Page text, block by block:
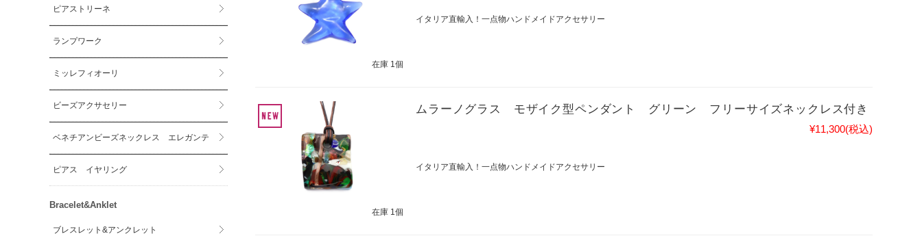
在庫 1個
イタリア直輸入！一点物ハンドメイドアクセサリー
在庫 1個
ムラーノグラス モザイク型ペンダント グリーン フリーサイズネックレス付き
¥11,300(税込)
イタリア直輸入！一点物ハンドメイドアクセサリー
ピアストリーネ
ランプワーク
ミッレフィオーリ
ビーズアクサセリー
ベネチアンビーズネックレス エレガンテ
ピアス イヤリング
Bracelet&Anklet
ブレスレット&アンクレット